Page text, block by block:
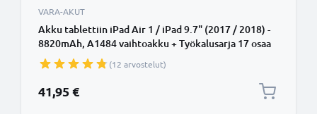
VARA-AKUT
Akku tablettiin iPad Air 1 / iPad 9.7" (2017 / 2018) -
8820mAh, A1484 vaihtoakku + Työkalusarja 17 osaa
(12 arvostelut)
41,95 €